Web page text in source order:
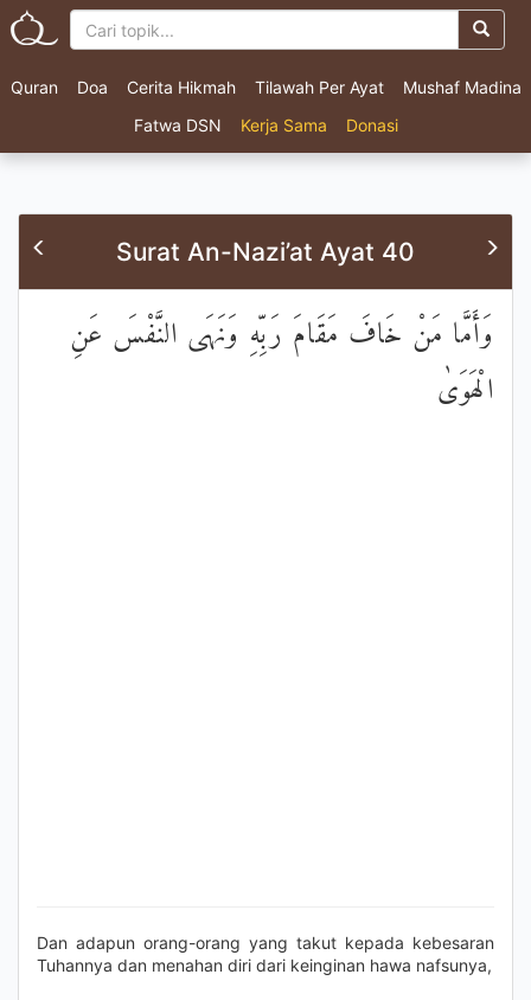
Quran Doa Cerita Hikmah Tilawah Per Ayat
Mushaf Madina
Fatwa DSN
Kerja Sama Donasi
Surat An-Nazi’at Ayat 40
وَأَمَّا مَنْ خَافَ مَقَامَ رَبِّهِ وَنَهَى النَّفْسَ عَنِ
الْهَوَىٰ
Dan adapun orang-orang yang takut kepada kebesaran
Tuhannya dan menahan diri dari keinginan hawa nafsunya,